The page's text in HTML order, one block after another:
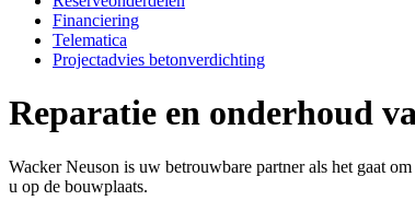
Financiering
Telematica
Projectadvies betonverdichting
Reparatie en onderhoud
Wacker Neuson is uw betrouwbare partner als het gaat
u op de bouwplaats.